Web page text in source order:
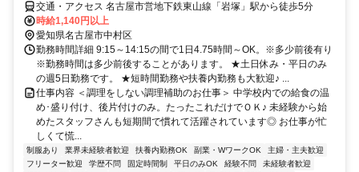
交通・アクセス 名古屋市営地下鉄東山線「岩塚」駅から徒歩5分
時給1,140円以上
愛知県名古屋市中村区
勤務時間詳細 9:15～14:15の間で1日4.75時間～OK。※多少前後有り
※勤務時間は多少前後することがあります。 ★土日休み・平日のみ
の週5日勤務です。 ★短時間勤務や扶養内勤務も大歓迎♪ ...
仕事内容 ＜調理をしない調理補助のお仕事＞ 中学校内での給食の温
め･盛り付け、後片付けのみ。たったこれだけでＯＫ♪ 未経験から始
めたスタッフさんも短期間で慣れて活躍されています◎ お仕事が忙
しくて慌...
制服あり 業界未経験者歓迎 扶養内勤務OK 副業・WワークOK
主婦・主夫歓迎
フリーター歓迎
学歴不問 固定時間制 平日のみOK 経験不問
未経験者歓迎